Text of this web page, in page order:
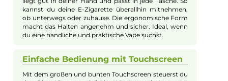
Beschreibung
Aspire - Pixo Pod Kit
Technik in einem handlichen Format. Aus Metall-Legierung
Kunststoff gefertigt, liegt das Gerät sicher und komfortabel in
Hand und eignet sich sowohl für Einsteiger als auch erfahrene